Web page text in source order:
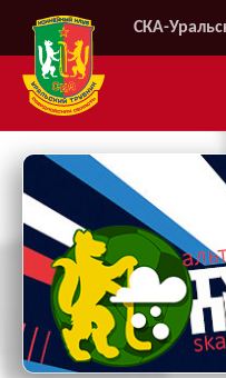
СКА-